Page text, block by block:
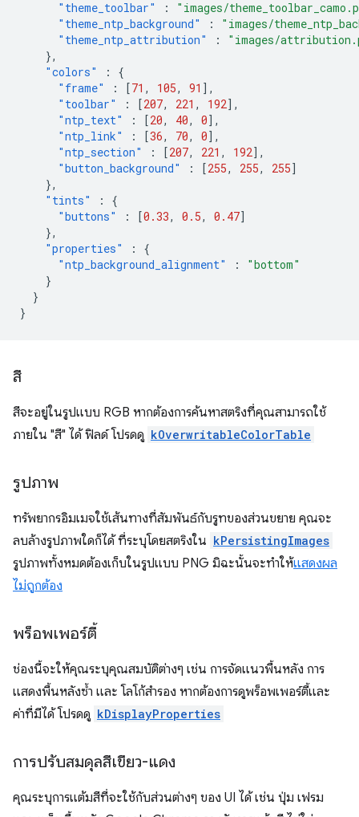
"theme_toolbar" :
"images/
"theme_ntp_background"
:
"images/
"theme_ntp_attribution"
:
"images/
},
"colors"
:
{
"frame"
: [71 , 105, 91 ],
"toolbar"
: [207, 221 , 192],
"ntp_text"
: [20, 40, 0],
"ntp_link"
: [36, 70, 0],
"ntp_section"
: [207, 221 , 192],
"button_background"
: [255, 255, 255]
},
"tints"
:
{
"buttons"
: [0.33, 0.5, 0.47]
},
"properties"
:
{
"ntp_background_alignment"
:
"bottom"
}
}
}
สี
สีจะอยู่ในรูปแบบ RGB หากต้องการค้นหาสตริงที่คุณสามารถใช้
ภายใน "สี" ได้ ฟิลด์ โปรดดู kOverwritableColorTable
รูปภาพ
ทรัพยากรอิมเมจใช้เส้นทางที่สัมพันธ์กับรูทของส่วนขยาย คุณจะ
ลบล้างรูปภาพใดก็ได้ ที่ระบุโดยสตริงใน kPersistingImages
รูปภาพทั้งหมดต้องเก็บในรูปแบบ PNG มิฉะนั้นจะทำให้แสดงผล
ไม่ถูกต้อง
พร็อพเพอร์ตี้
ช่องนี้จะให้คุณระบุคุณสมบัติต่างๆ เช่น การจัดแนวพื้นหลัง การ
แสดงพื้นหลังซ้ำ และ โลโก้สำรอง หากต้องการดูพร็อพเพอร์ตี้และ
ค่าที่มีได้ โปรดดู kDisplayProperties
การปรับสมดุลสีเขียว-แดง
คุณระบุการแต้มสีที่จะใช้กับส่วนต่างๆ ของ UI ได้ เช่น ปุ่ม เฟรม